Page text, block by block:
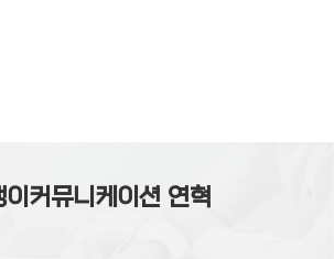
이커뮤니케이션 연혁